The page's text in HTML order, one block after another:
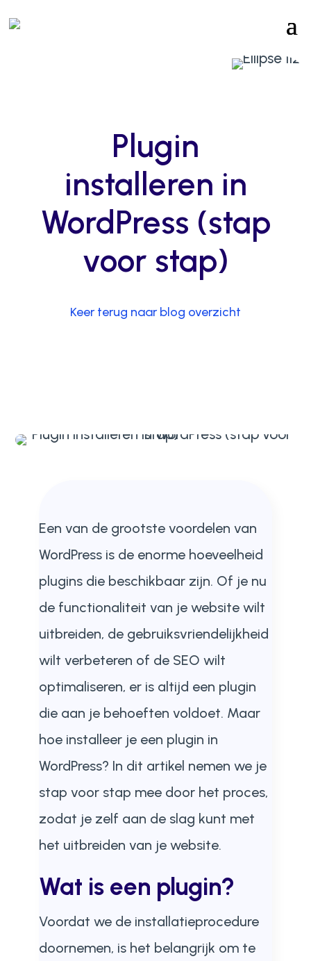
Plugin
installeren in
WordPress (stap
voor stap)
Keer terug naar blog overzicht
Een van de grootste voordelen van
WordPress is de enorme hoeveelheid
plugins die beschikbaar zijn. Of je nu
de functionaliteit van je website wilt
uitbreiden, de gebruiksvriendelijkheid
wilt verbeteren of de SEO wilt
optimaliseren, er is altijd een plugin
die aan je behoeften voldoet. Maar
hoe installeer je een plugin in
WordPress? In dit artikel nemen we je
stap voor stap mee door het proces,
zodat je zelf aan de slag kunt met
het uitbreiden van je website.
Wat is een plugin?
Voordat we de installatieprocedure
doornemen, is het belangrijk om te